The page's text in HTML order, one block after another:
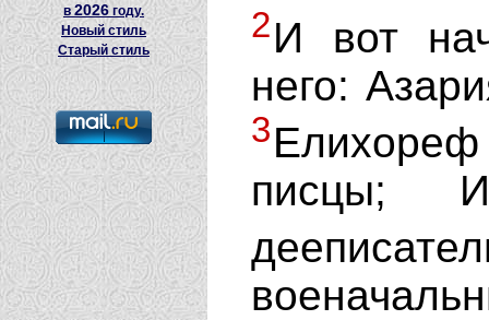
в2026 году.
Новый стиль
Старый стиль
2И вот
него:
3
писцы;